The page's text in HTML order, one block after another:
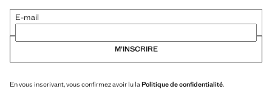
E-mail
M’INSCRIRE
En vous inscrivant, vous confirmez avoir lu laPolitique de confidentialité.